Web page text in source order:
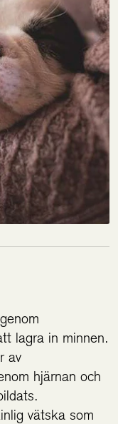
lagra in minnen.
av
hjärnan och
vätska som